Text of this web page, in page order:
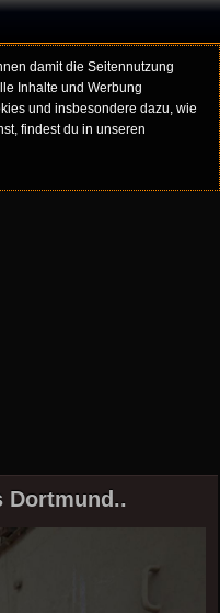
damit die Seitennutzung
Inhalte und Werbung
und insbesondere dazu, wie
findest du in unseren
Dortmund..